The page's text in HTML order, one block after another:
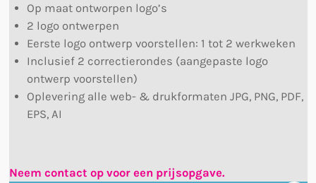
Op maat ontworpen logo’s
2 logo ontwerpen
Eerste logo ontwerp voorstellen: 1 tot 2 werkweken
Inclusief 2 correctierondes (aangepaste logo
ontwerp voorstellen)
Oplevering alle web- & drukformaten JPG, PNG, PDF,
EPS, AI
Neem contact op voor een prijsopgave.